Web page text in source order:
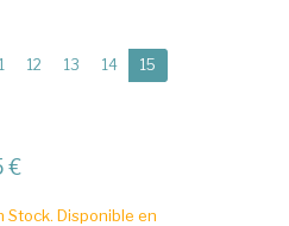
12 13 14 15
€
Stock. Disponible en